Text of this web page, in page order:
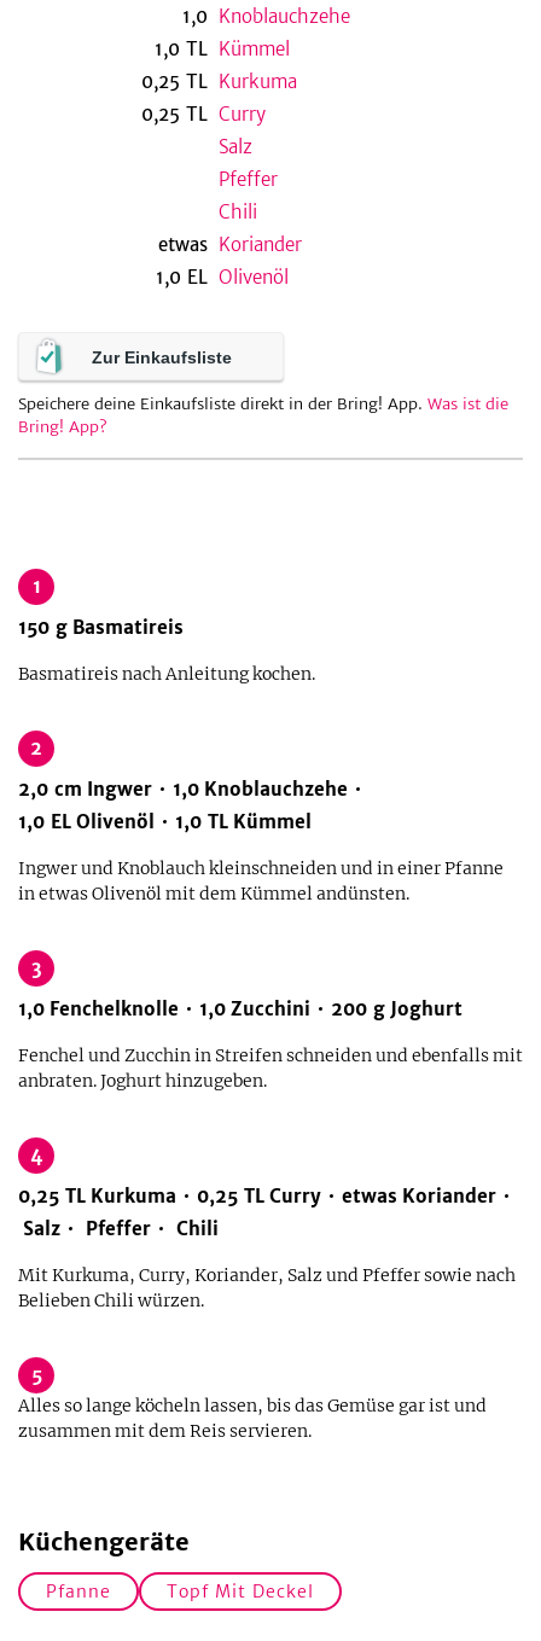
1,0 Knoblauchzehe
1,0 TL Kümmel
0,25 TL Kurkuma
0,25 TL Curry
Salz
Pfeffer
Chili
etwas Koriander
1,0 EL Olivenöl
Zur Einkaufsliste
Speichere deine Einkaufsliste direkt in der Bring! App. Was ist die
Bring! App?
1
150 g Basmatireis
Basmatireis nach Anleitung kochen.
2
2,0 cm Ingwer 1,0 Knoblauchzehe
1,0 EL Olivenöl 1,0 TL Kümmel
Ingwer und Knoblauch kleinschneiden und in einer Pfanne
in etwas Olivenöl mit dem Kümmel andünsten.
3
1,0 Fenchelknolle 1,0 Zucchini 200 g Joghurt
Fenchel und Zucchin in Streifen schneiden und ebenfalls mit
anbraten. Joghurt hinzugeben.
4
0,25 TL Kurkuma 0,25 TL Curry etwas Koriander
Salz
Pfeffer Chili
Mit Kurkuma, Curry, Koriander, Salz und Pfeffer sowie nach
Belieben Chili würzen.
5
Alles so lange köcheln lassen, bis das Gemüse gar ist und
zusammen mit dem Reis servieren.
Küchengeräte
Pfanne Topf Mit Deckel